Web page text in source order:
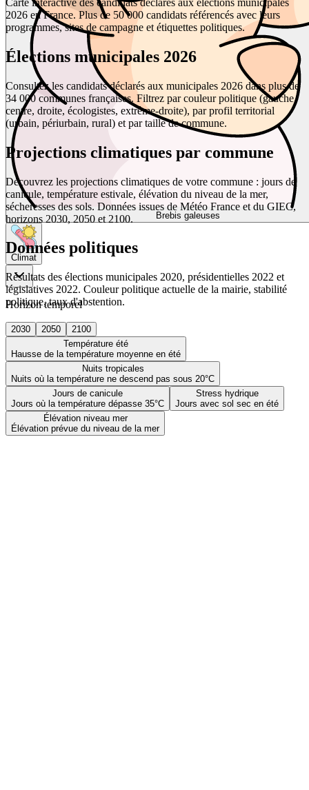
Brebis galeuses
Climat
Horizon temporel
2030 2050
2100
Température été
Hausse de la température moyenne en été
Nuits tropicales
Nuits où la température ne descend pas sous 20°C
Jours de canicule
Jours où la température dépasse 35°C
Stress hydrique
Jours avec sol sec en été
Élévation niveau mer
Élévation prévue du niveau de la mer
2026 en France. Plus de 50 000 candidats référencés avec leurs
programmes, sites de campagne et étiquettes politiques.
Élections municipales 2026
Consultez les candidats déclarés aux municipales 2026 dans plus de
34 000 communes françaises. Filtrez par couleur politique (gauche,
centre, droite, écologistes, extrême-droite), par profil territorial
(urbain, périurbain, rural) et par taille de commune.
Projections climatiques par commune
Découvrez les projections climatiques de votre commune : jours de
canicule, température estivale, élévation du niveau de la mer,
sécheresses des sols. Données issues de Météo France et du GIEC,
horizons 2030, 2050 et 2100.
Données politiques
Résultats des élections municipales 2020, présidentielles 2022 et
législatives 2022. Couleur politique actuelle de la mairie, stabilité
politique, taux d'abstention.